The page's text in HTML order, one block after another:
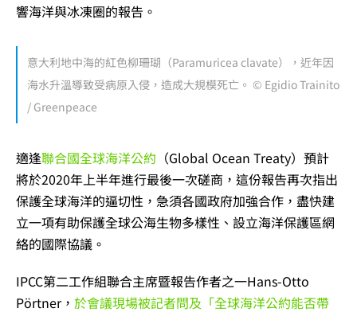
響海洋與冰凍圈的報告。
意大利地中海的紅色柳珊瑚（Paramuricea clavate），近年因
海水升溫導致受病原入侵，造成大規模死亡。 © Egidio Trainito
/ Greenpeace
適逢聯合國全球海洋公約 （Global Ocean Treaty）預計
將於2020年上半年進行最後一次磋商，這份報告再次指出
保護全球海洋的逼切性，急須各國政府加強合作，盡快建
立一項有助保護全球公海生物多樣性、設立海洋保護區網
絡的國際協議。
IPCC第二工作組聯合主席暨報告作者之一Hans-Otto
Pörtner， 於會議現場被記者問及「全球海洋公約能否帶